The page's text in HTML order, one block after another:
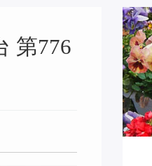
第776